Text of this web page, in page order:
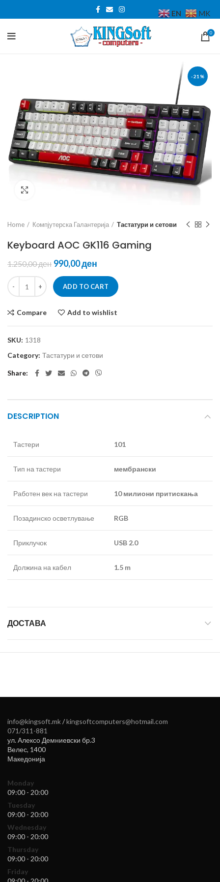
0
-21%
Home Компјутерска Галантерија Тастатури и сетови
Keyboard AOC GK116 Gaming
1.250,00ден 990,00ден
ADD TO CART
Compare Add to wishlist
SKU: 1318
Category: Тастатури и сетови
Share
DESCRIPTION
Тастери 101
Тип на тастери мембрански
Работен век на тастери 10 милиони притискања
Позадинско осветлување RGB
Приклучок USB 2.0
Должина на кабел 1.5 m
ДОСТАВА
info@kingsoft.mk/kingsoftcomputers@hotmail.com
071/311-881
ул. Алексо Демниевски бр.3
Велес, 1400
Македонија
Monday
09:00 - 20:00
Tuesday
09:00 - 20:00
Wednesday
09:00 - 20:00
Thursday
09:00 - 20:00
Friday
EN MK